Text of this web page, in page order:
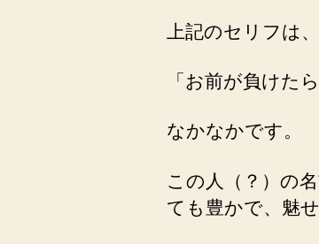
上記のセリフは
「お前が負けた
なかなかです。
この人（？）の
ても豊かで、魅